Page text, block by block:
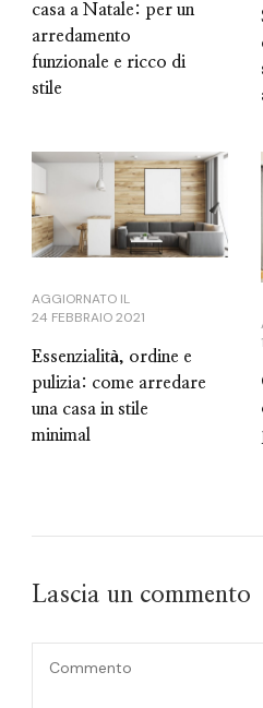
casa a Natale: per un
arredamento
funzionale e ricco di
stile
AGGIORNATO IL
24 FEBBRAIO 2021
Essenzialità, ordine e
pulizia: come arredare
una casa in stile
minimal
Lascia un commento